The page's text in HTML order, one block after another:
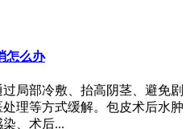
怎么办
局部冷敷、抬高阴茎、避免剧
理等方式缓解。包皮术后水肿
、术后...